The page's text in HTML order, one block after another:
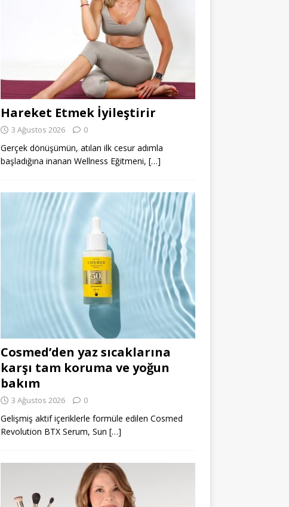
Hareket Etmek İyileştirir
3 Ağustos 2026 0
Gerçek dönüşümün, atılan ilk cesur adımla
başladığına inanan Wellness Eğitmeni, […]
Cosmed’den yaz sıcaklarına
karşı tam koruma ve yoğun
bakım
3 Ağustos 2026 0
Gelişmiş aktif içeriklerle formüle edilen Cosmed
Revolution BTX Serum, Sun […]